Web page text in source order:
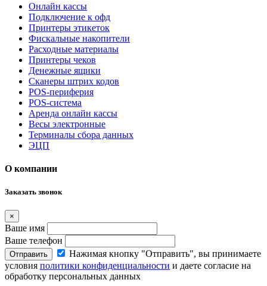
Онлайн кассы
Подключение к офд
Принтеры этикеток
Фискальные накопители
Расходные материалы
Принтеры чеков
Денежные ящики
Сканеры штрих кодов
POS-периферия
POS-система
Аренда онлайн кассы
Весы электронные
Терминалы сбора данных
ЭЦП
О компании
Заказать звонок
×
Ваше имя
Ваше телефон
Отправить
Нажимая кнопку "Отправить", вы принимаете
условия политики конфиденциальности и даете согласие на
обработку персональных данных